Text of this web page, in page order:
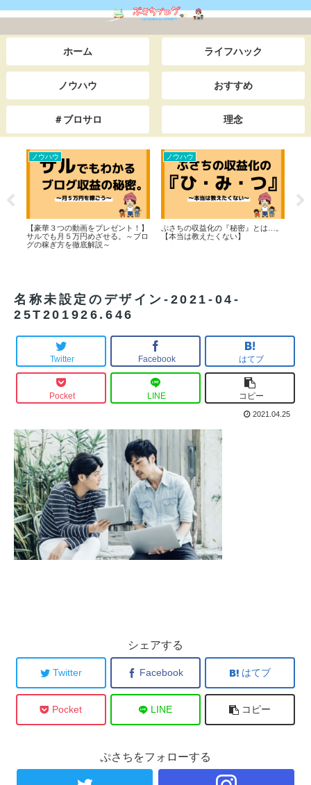
ホーム ライフハック
ノウハウ おすすめ
＃ブロサロ 理念
ノウハウ
【豪華３つの動画をプレゼント！】
サルでも月５万円めざせる。～ブロ
グの稼ぎ方を徹底解説～
ノウハウ
ぷさちの収益化の『秘密』とは…。
【本当は教えたくない】
名称未設定のデザイン-2021-04-
25T201926.646
Twitter Facebook はてブ
Pocket LINE コピー
2021.04.25
シェアする
Twitter Facebook はてブ
Pocket LINE コピー
ぷさちをフォローする